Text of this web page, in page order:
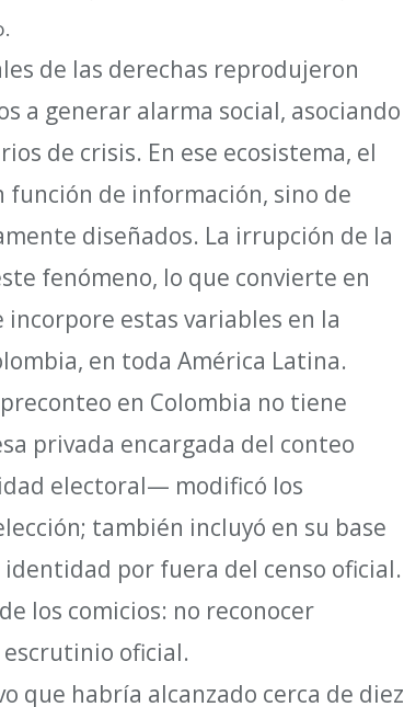
de las derechas reprodujeron
a generar alarma social, asociando
de crisis. En ese ecosistema, el
de información, sino de
diseñados. La irrupción de la
fenómeno, lo que convierte en
estas variables en la
en toda América Latina.
en Colombia no tiene
privada encargada del conteo
electoral— modificó los
también incluyó en su base
identidad por fuera del censo oficial.
los comicios: no reconocer
oficial.
que habría alcanzado cerca de diez